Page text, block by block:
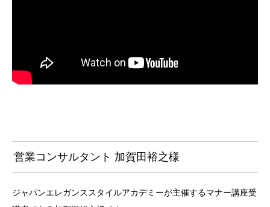
営業コンサルタント 加賀田裕之様
ジャパンエレガンススタイルアカデミーが主催するマナー講座受